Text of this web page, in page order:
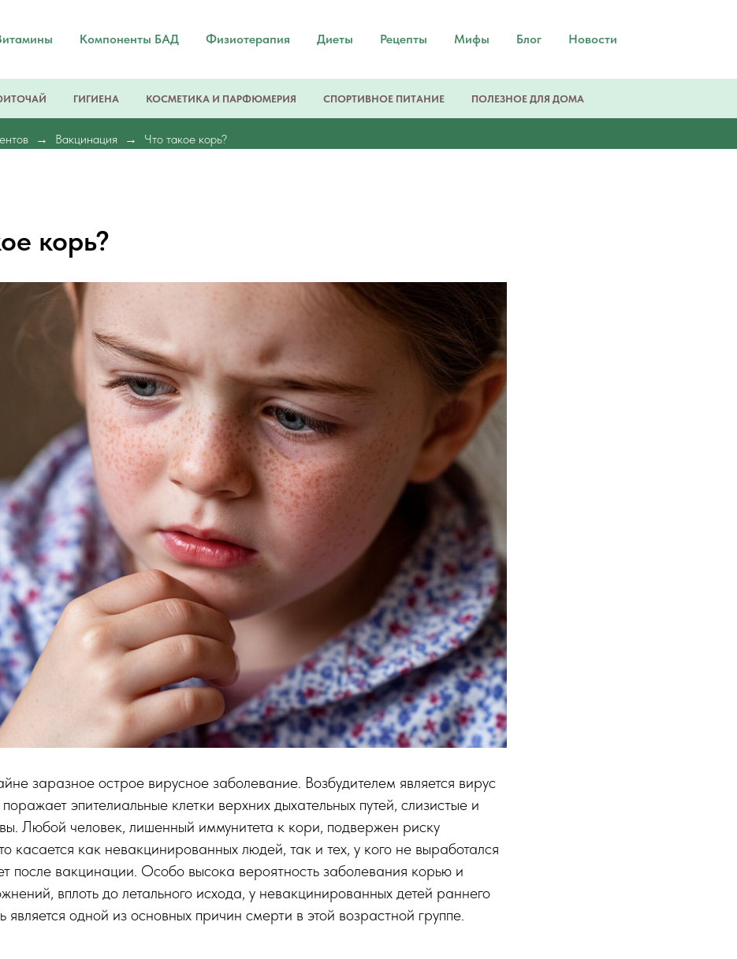
Компоненты БАД Физиотерапия Диеты Рецепты Мифы Блог Новости
ГИГИЕНА КОСМЕТИКА И ПАРФЮМЕРИЯ СПОРТИВНОЕ ПИТАНИЕ ПОЛЕЗНОЕ ДЛЯ ДОМА
Вакцинация Что такое корь?
корь?
заразное острое вирусное заболевание. Возбудителем является вирус
эпителиальные клетки верхних дыхательных путей, слизистые и
Любой человек, лишенный иммунитета к кори, подвержен риску
касается как невакцинированных людей, так и тех, у кого не выработался
после вакцинации. Особо высока вероятность заболевания корью и
вплоть до летального исхода, у невакцинированных детей раннего
является одной из основных причин смерти в этой возрастной группе.